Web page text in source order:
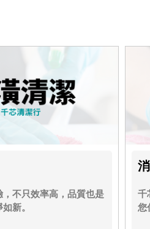
不只效率高，品質也是
新。
千
您